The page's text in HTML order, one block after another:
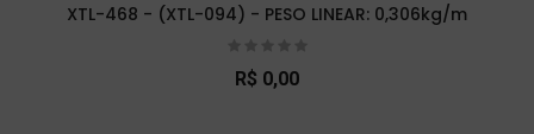
XTL-468 - (XTL-094) - PESO LINEAR: 0,306kg/m
R$ 0,00